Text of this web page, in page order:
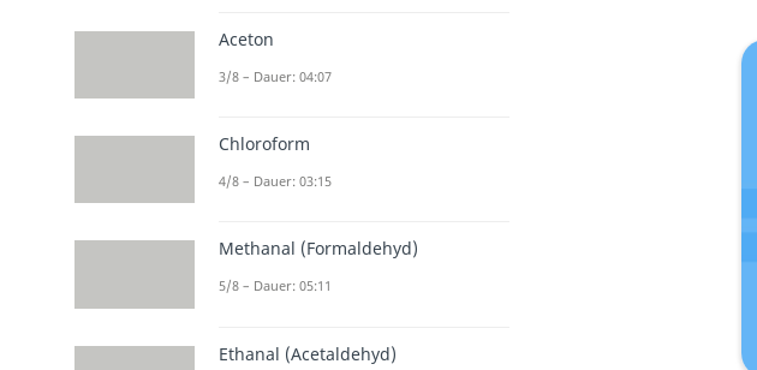
Aceton
3/8 – Dauer: 04:07
Chloroform
4/8 – Dauer: 03:15
Methanal (Formaldehyd)
5/8 – Dauer: 05:11
Ethanal (Acetaldehyd)